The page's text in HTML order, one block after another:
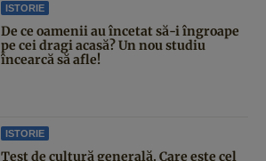
ISTORIE
De ce oamenii au încetat să-i îngroape
pe cei dragi acasă? Un nou studiu
încearcă să afle!
ISTORIE
Test de cultură generală. Care este cel